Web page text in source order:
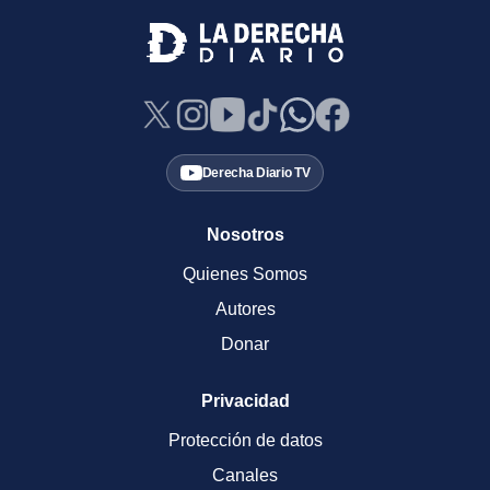
Derecha Diario TV
Nosotros
Quienes Somos
Autores
Donar
Privacidad
Protección de datos
Canales